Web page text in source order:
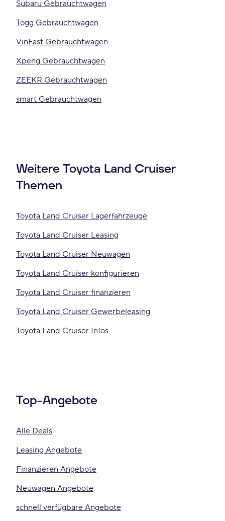
Subaru Gebrauchtwagen
Togg Gebrauchtwagen
VinFast Gebrauchtwagen
Xpeng Gebrauchtwagen
ZEEKR Gebrauchtwagen
smart Gebrauchtwagen
Weitere Toyota Land Cruiser
Themen
Toyota Land Cruiser Lagerfahrzeuge
Toyota Land Cruiser Leasing
Toyota Land Cruiser Neuwagen
Toyota Land Cruiser konfigurieren
Toyota Land Cruiser finanzieren
Toyota Land Cruiser Gewerbeleasing
Toyota Land Cruiser Infos
Top-Angebote
Alle Deals
Leasing Angebote
Finanzieren Angebote
Neuwagen Angebote
schnell verfügbare Angebote